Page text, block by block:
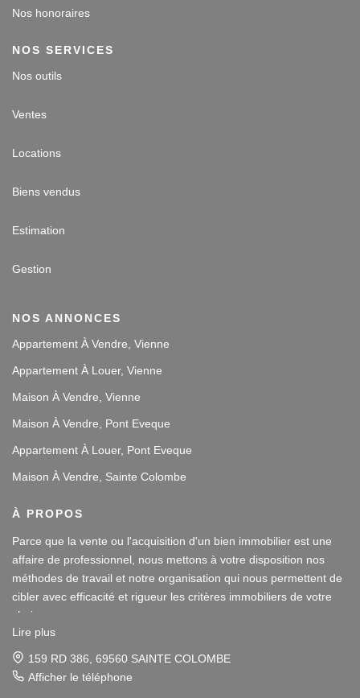
Nos honoraires
NOS SERVICES
Nos outils
Ventes
Locations
Biens vendus
Estimation
Gestion
NOS ANNONCES
Appartement À Vendre, Vienne
Appartement À Louer, Vienne
Maison À Vendre, Vienne
Maison À Vendre, Pont Eveque
Appartement À Louer, Pont Eveque
Maison À Vendre, Sainte Colombe
À PROPOS
Parce que la vente ou l'acquisition d'un bien immobilier est une
affaire de professionnel, nous mettons à votre disposition nos
méthodes de travail et notre organisation qui nous permettent de
cibler avec efficacité et rigueur les critères immobiliers de votre
choix.
Notre disponibilité et notre écoute au sein de nos agences
immobilières à Vienne et Sainte Colombe les Vienne, au Sud de
Lire plus
159 RD 386, 69560 SAINTE COLOMBE
Afficher le téléphone